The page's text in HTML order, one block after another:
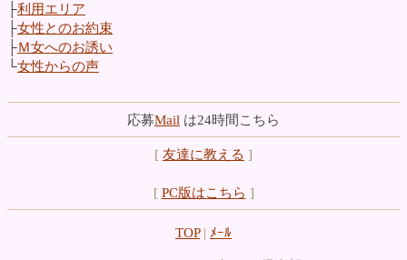
├利用エリア
├女性とのお約束
├Ｍ女へのお誘い
└女性からの声
応募Mail は24時間こちら
[ 友達に教える ]
[ PC版はこちら ]
TOP| ﾒｰﾙ